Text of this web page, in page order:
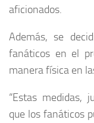
aficionados.
Además, se
fanáticos en el
manera física en
“Estas medidas,
que los fanáticos